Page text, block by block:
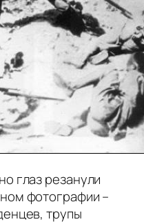
глаз резанули
фотографии –
трупы